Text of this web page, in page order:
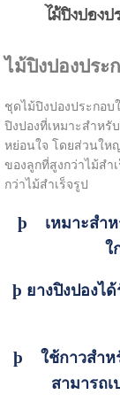
ไม้ปิงปอง
ไม้ปิงปองประ
ชุดไม้ปิงปองประกอบ
ปิงปองที่เหมาะสำหรั
หย่อนใจ โดยส่วนใ
ของลูกที่สูงกว่าไม้สำ
กว่าไม้สำเร็จรูป
þ เหมาะสำห
ใ
þ ยางปิงปองไ
þ ใช้กาวสำห
สามารถเ